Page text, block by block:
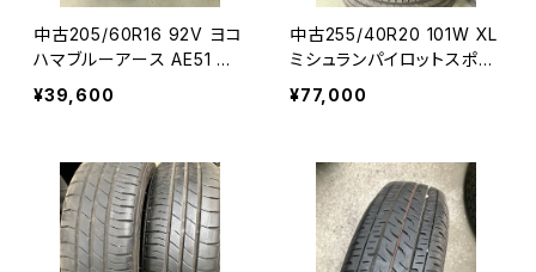
中古205/60R16 92V ヨコ
ハマブルーアース AE51 マ
ツダ純正ホイール付き４本
コミコミセット
¥39,600
中古255/40R20 101W XL
ミシュランパイロットスポー
ツ EV４本コミコミセット
¥77,000